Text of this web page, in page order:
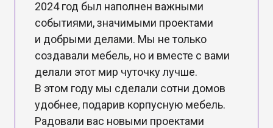
2024 год был наполнен важными
событиями, значимыми проектами
и добрыми делами. Мы не только
создавали мебель, но и вместе с вами
делали этот мир чуточку лучше.
В этом году мы сделали сотни домов
удобнее, подарив корпусную мебель.
Радовали вас новыми проектами